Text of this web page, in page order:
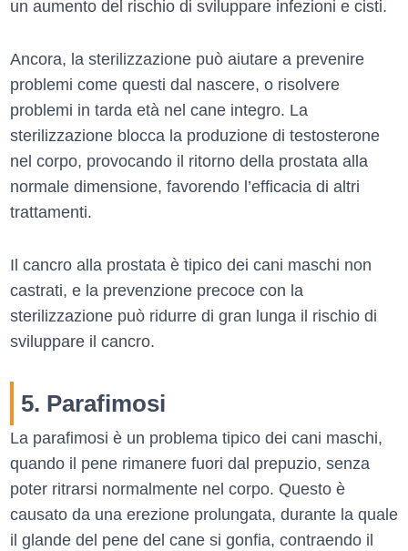
un aumento del rischio di sviluppare infezioni e cisti.
Ancora, la sterilizzazione può aiutare a prevenire
problemi come questi dal nascere, o risolvere
problemi in tarda età nel cane integro. La
sterilizzazione blocca la produzione di testosterone
nel corpo, provocando il ritorno della prostata alla
normale dimensione, favorendo l’efficacia di altri
trattamenti.
Il cancro alla prostata è tipico dei cani maschi non
castrati, e la prevenzione precoce con la
sterilizzazione può ridurre di gran lunga il rischio di
sviluppare il cancro.
5. Parafimosi
La parafimosi è un problema tipico dei cani maschi,
quando il pene rimanere fuori dal prepuzio, senza
poter ritrarsi normalmente nel corpo. Questo è
causato da una erezione prolungata, durante la quale
il glande del pene del cane si gonfia, contraendo il